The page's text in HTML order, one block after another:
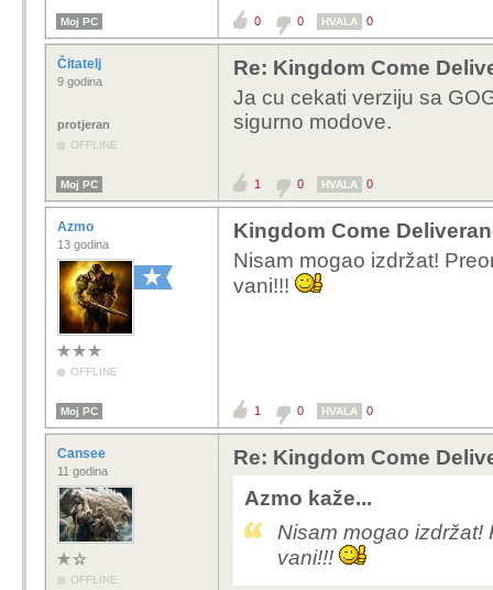
Moj PC 0 0 HVALA 0
Čitatelj
9 godina
protjeran
OFFLINE
Re: Kingdom Come
Ja cu cekati verziju sa
sigurno modove.
Moj PC 1 0 HVALA 0
Azmo
13 godina
OFFLINE
Kingdom Come
Nisam mogao izdržat!
vani!!!
Moj PC 1 0 HVALA 0
Cansee
11 godina
OFFLINE
Re: Kingdom Come
Azmo kaže...
Nisam mogao izdržat!
vani!!!